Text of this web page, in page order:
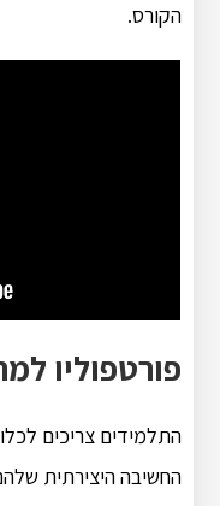
הקורס.
פורטפוליו
התלמידים צריכים
החשיבה היצירתית